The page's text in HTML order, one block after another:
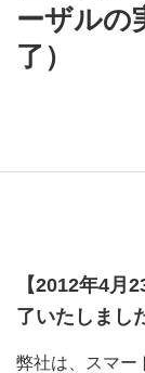
ーザルの
了）
【2012年4月
了いたしまし
弊社は、スマー